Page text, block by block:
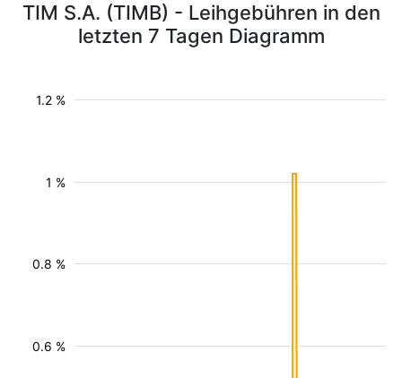
TIM S.A. (TIMB) - Leihgebühren in den
letzten 7 Tagen Diagramm
0.6 %
0.8 %
1 %
1.2 %